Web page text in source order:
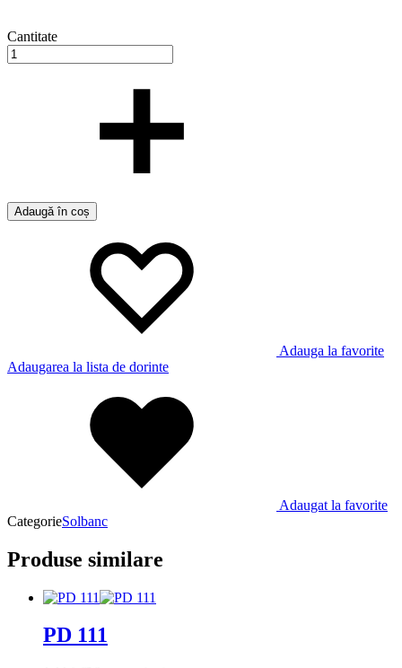
Cantitate
Adaugă în coș
Adauga la favorite
Adaugarea la lista de dorinte
Adaugat la favorite
CategorieSolbanc
Produse similare
PD 111